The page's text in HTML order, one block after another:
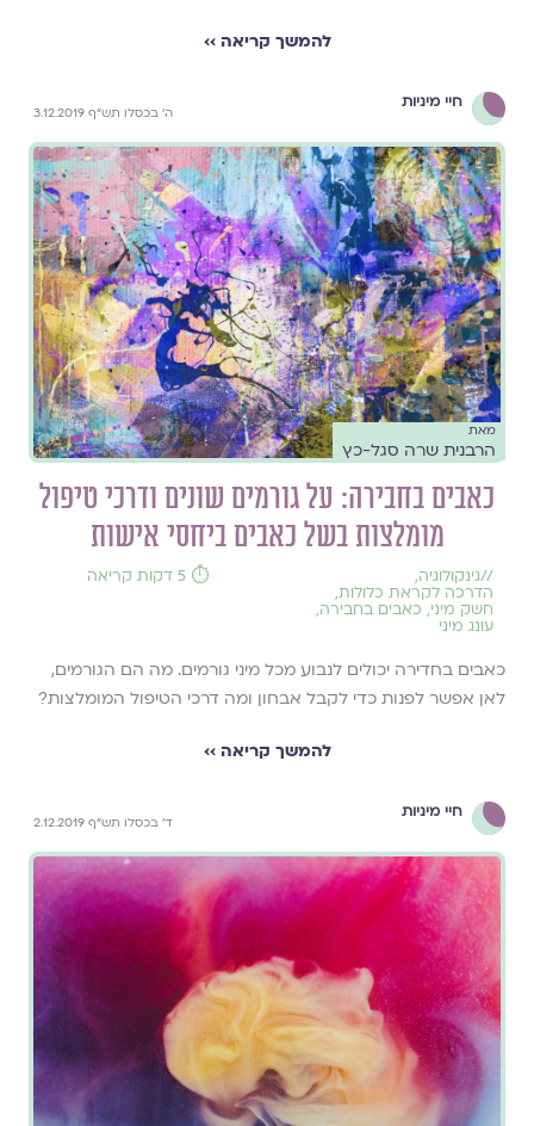
להמשך קריאה ››
חיי מיניות
ה' בכסלו תש"ף 3.12.2019
מאת
הרבנית שרה סגל-כץ
כאבים בחבירה: על גורמים שונים ודרכי טיפול
מומלצות בשל כאבים ביחסי אישות
//גינקולוגיה,
הדרכה לקראת כלולות,
חשק מיני, כאבים בחבירה,
עונג מיני
⏱️ 5 דקות קריאה
כאבים בחדירה יכולים לנבוע מכל מיני גורמים. מה הם הגורמים,
לאן אפשר לפנות כדי לקבל אבחון ומה דרכי הטיפול המומלצות?
להמשך קריאה ››
חיי מיניות
ד' בכסלו תש"ף 2.12.2019